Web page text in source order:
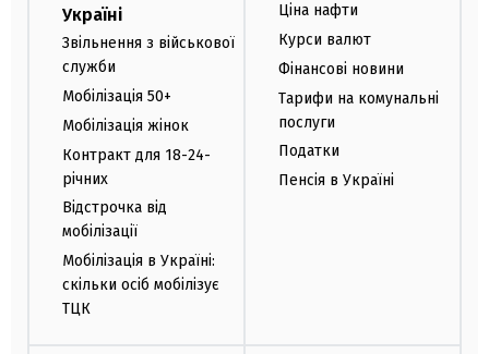
Україні
Звільнення з військової
служби
Мобілізація 50+
Мобілізація жінок
Контракт для 18-24-
річних
Відстрочка від
мобілізації
Мобілізація в Україні:
скільки осіб мобілізує
ТЦК
Ціна нафти
Курси валют
Фінансові новини
Тарифи на комунальні
послуги
Податки
Пенсія в Україні